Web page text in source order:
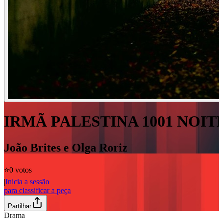
IRMÃ PALESTINA 1001
João Brites e Olga Roriz
⭐️0 votos
|Inicia a sessão
para classificar a peça
Partilhar
Drama